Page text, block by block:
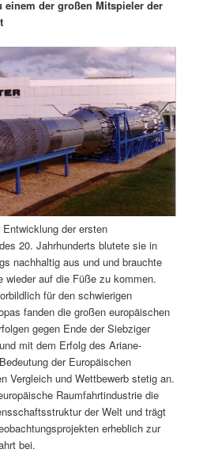
einem der großen Mitspieler der
der ersten
20. Jahrhunderts blutete sie in
nachhaltig aus und und brauchte
wieder auf die Füße zu kommen.
für den schwierigen
fanden die großen europäischen
gegen Ende der Siebziger
mit dem Erfolg des Ariane-
der Europäischen
Vergleich und Wettbewerb stetig an.
Raumfahrtindustrie die
der Welt und trägt
erheblich zur
bei.